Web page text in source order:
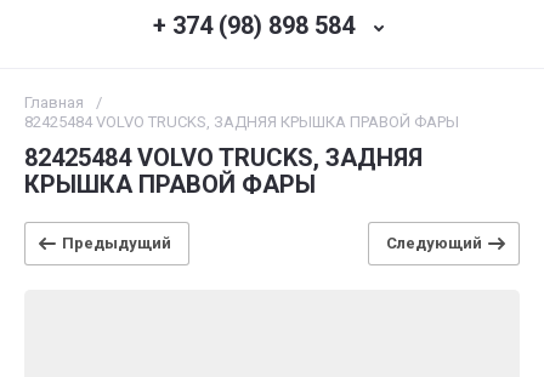
+ 374 (98) 898 584
Главная
/
82425484 VOLVO TRUCKS, ЗАДНЯЯ КРЫШКА ПРАВОЙ ФАРЫ
82425484 VOLVO TRUCKS, ЗАДНЯЯ
КРЫШКА ПРАВОЙ ФАРЫ
Предыдущий Следующий